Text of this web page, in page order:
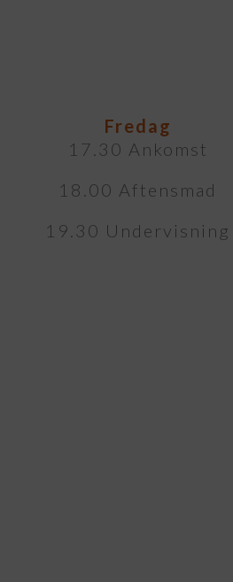
Fredag
17.30 Ankomst
18.00 Aftensmad
19.30 Undervisning